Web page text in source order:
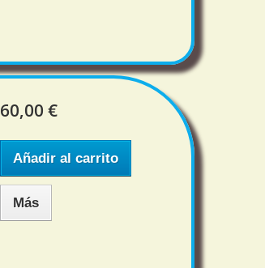
60,00 €
Añadir al carrito
Más